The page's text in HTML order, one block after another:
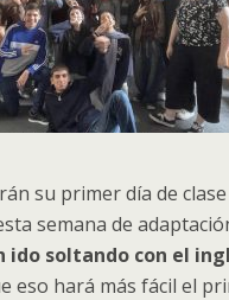
su primer día de
semana de
ido soltando con el
eso hará más fácil el